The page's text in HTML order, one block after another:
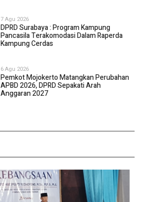
7 Agu 2026
DPRD Surabaya : Program Kampung
Pancasila Terakomodasi Dalam Raperda
Kampung Cerdas
6 Agu 2026
Pemkot Mojokerto Matangkan Perubahan
APBD 2026, DPRD Sepakati Arah
Anggaran 2027